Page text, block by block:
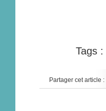
Tags :
Partager cet article :